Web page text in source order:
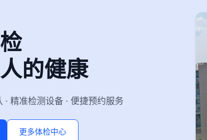
的健康
精准检测设备 · 便捷预约服务
更多体检中心